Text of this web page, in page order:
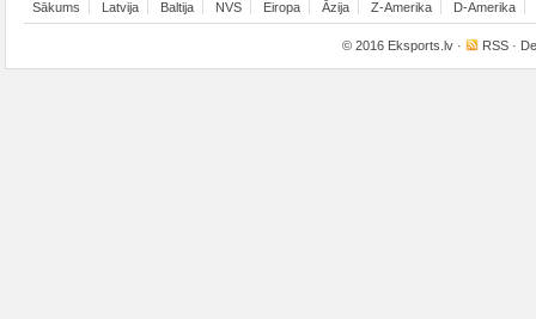
Sākums Latvija Baltija NVS Eiropa Āzija Z-Amerika D-Amerika
© 2016 Eksports.lv · RSS ·